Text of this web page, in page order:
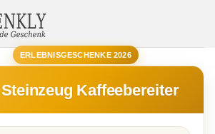
ERLEBNISGESCHENKE 2026
Kaffeebereiter